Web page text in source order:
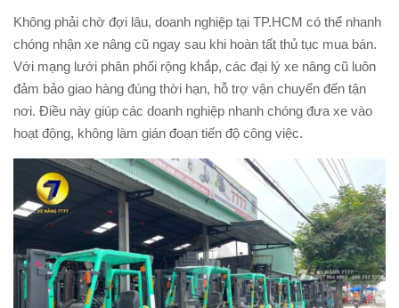
Không phải chờ đợi lâu, doanh nghiệp tại TP.HCM có thể nhanh
chóng nhận xe nâng cũ ngay sau khi hoàn tất thủ tục mua bán.
Với mạng lưới phân phối rộng khắp, các đại lý xe nâng cũ luôn
đảm bảo giao hàng đúng thời hạn, hỗ trợ vận chuyển đến tận
nơi. Điều này giúp các doanh nghiệp nhanh chóng đưa xe vào
hoạt động, không làm gián đoạn tiến độ công việc.